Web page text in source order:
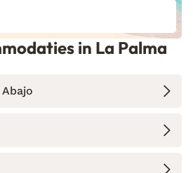
in La Palma